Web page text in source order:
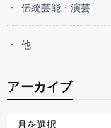
伝統芸能・演芸
他
アーカイブ